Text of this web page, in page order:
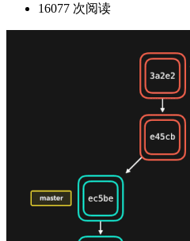
16077 次阅读